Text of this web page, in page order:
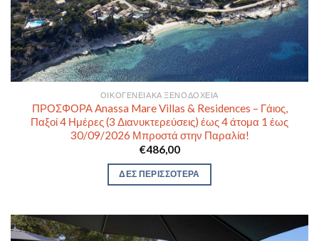
ΟΙΚΟΓΕΝΕΙΑΚΆ ΞΕΝΟΔΟΧΕΊΑ
ΠΡΟΣΦΟΡΑ Anassa Mare Villas & Residences – Γάιος,
Παξοί 4 Ημέρες (3 Διανυκτερεύσεις) έως 4 άτομα 1 έως
30/09/2026 Μπροστά στην Παραλία!
€486,00
ΔΕΣ ΠΕΡΙΣΣΟΤΕΡΑ